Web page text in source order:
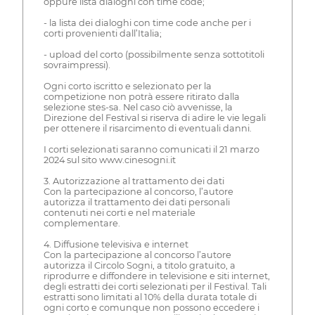
- la lista dei dialoghi con time code anche per i
corti provenienti dall’Italia;
- upload del corto (possibilmente senza sottotitoli
sovraimpressi).
Ogni corto iscritto e selezionato per la
competizione non potrà essere ritirato dalla
selezione stes-sa. Nel caso ciò avvenisse, la
Direzione del Festival si riserva di adire le vie legali
per ottenere il risarcimento di eventuali danni.
I corti selezionati saranno comunicati il 21 marzo
2024 sul sito www.cinesogni.it
3. Autorizzazione al trattamento dei dati
Con la partecipazione al concorso, l’autore
autorizza il trattamento dei dati personali
contenuti nei corti e nel materiale
complementare.
4. Diffusione televisiva e internet
Con la partecipazione al concorso l’autore
autorizza il Circolo Sogni, a titolo gratuito, a
riprodurre e diffondere in televisione e siti internet,
degli estratti dei corti selezionati per il Festival. Tali
estratti sono limitati al 10% della durata totale di
ogni corto e comunque non possono eccedere i